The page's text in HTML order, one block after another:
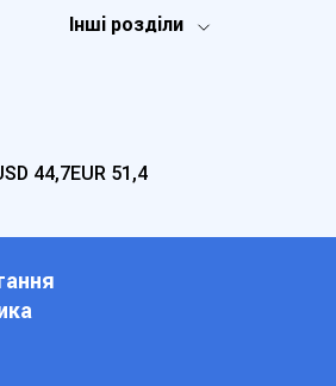
Інші розділи
44,7EUR 51,4